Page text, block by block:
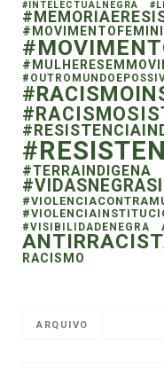
#INTELECTUALNEGRA
#TERRAINDIGENA
#VISIBILIDADENEGRA
RACISMO
ARQUIVO